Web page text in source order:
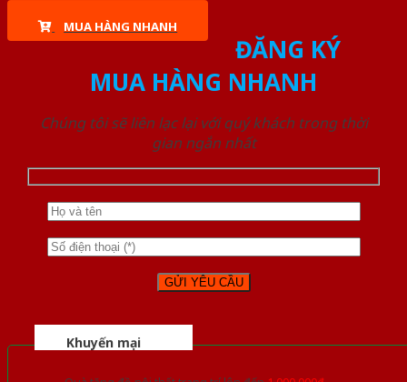
MUA HÀNG NHANH
ĐĂNG KÝ
MUA HÀNG NHANH
Chúng tôi sẽ liên lạc lại với quý khách trong thời
gian ngắn nhất
Khuyến mại